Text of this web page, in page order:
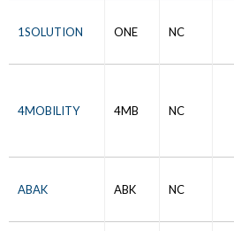
1SOLUTION ONE NC
4MOBILITY 4MB NC
ABAK ABK NC